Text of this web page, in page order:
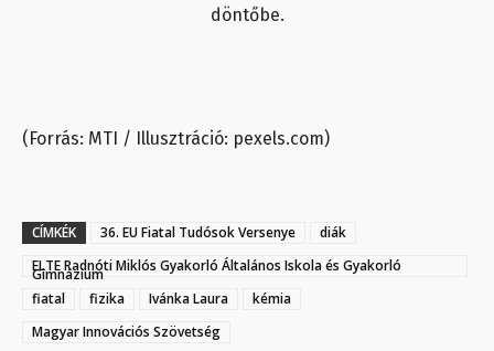
döntőbe.
(Forrás: MTI / Illusztráció: pexels.com)
CÍMKÉK 36. EU Fiatal Tudósok Versenye
diák
ELTE Radnóti Miklós Gyakorló Általános Iskola és Gyakorló
Gimnázium
fiatal
fizika Ivánka Laura
kémia
Magyar Innovációs Szövetség